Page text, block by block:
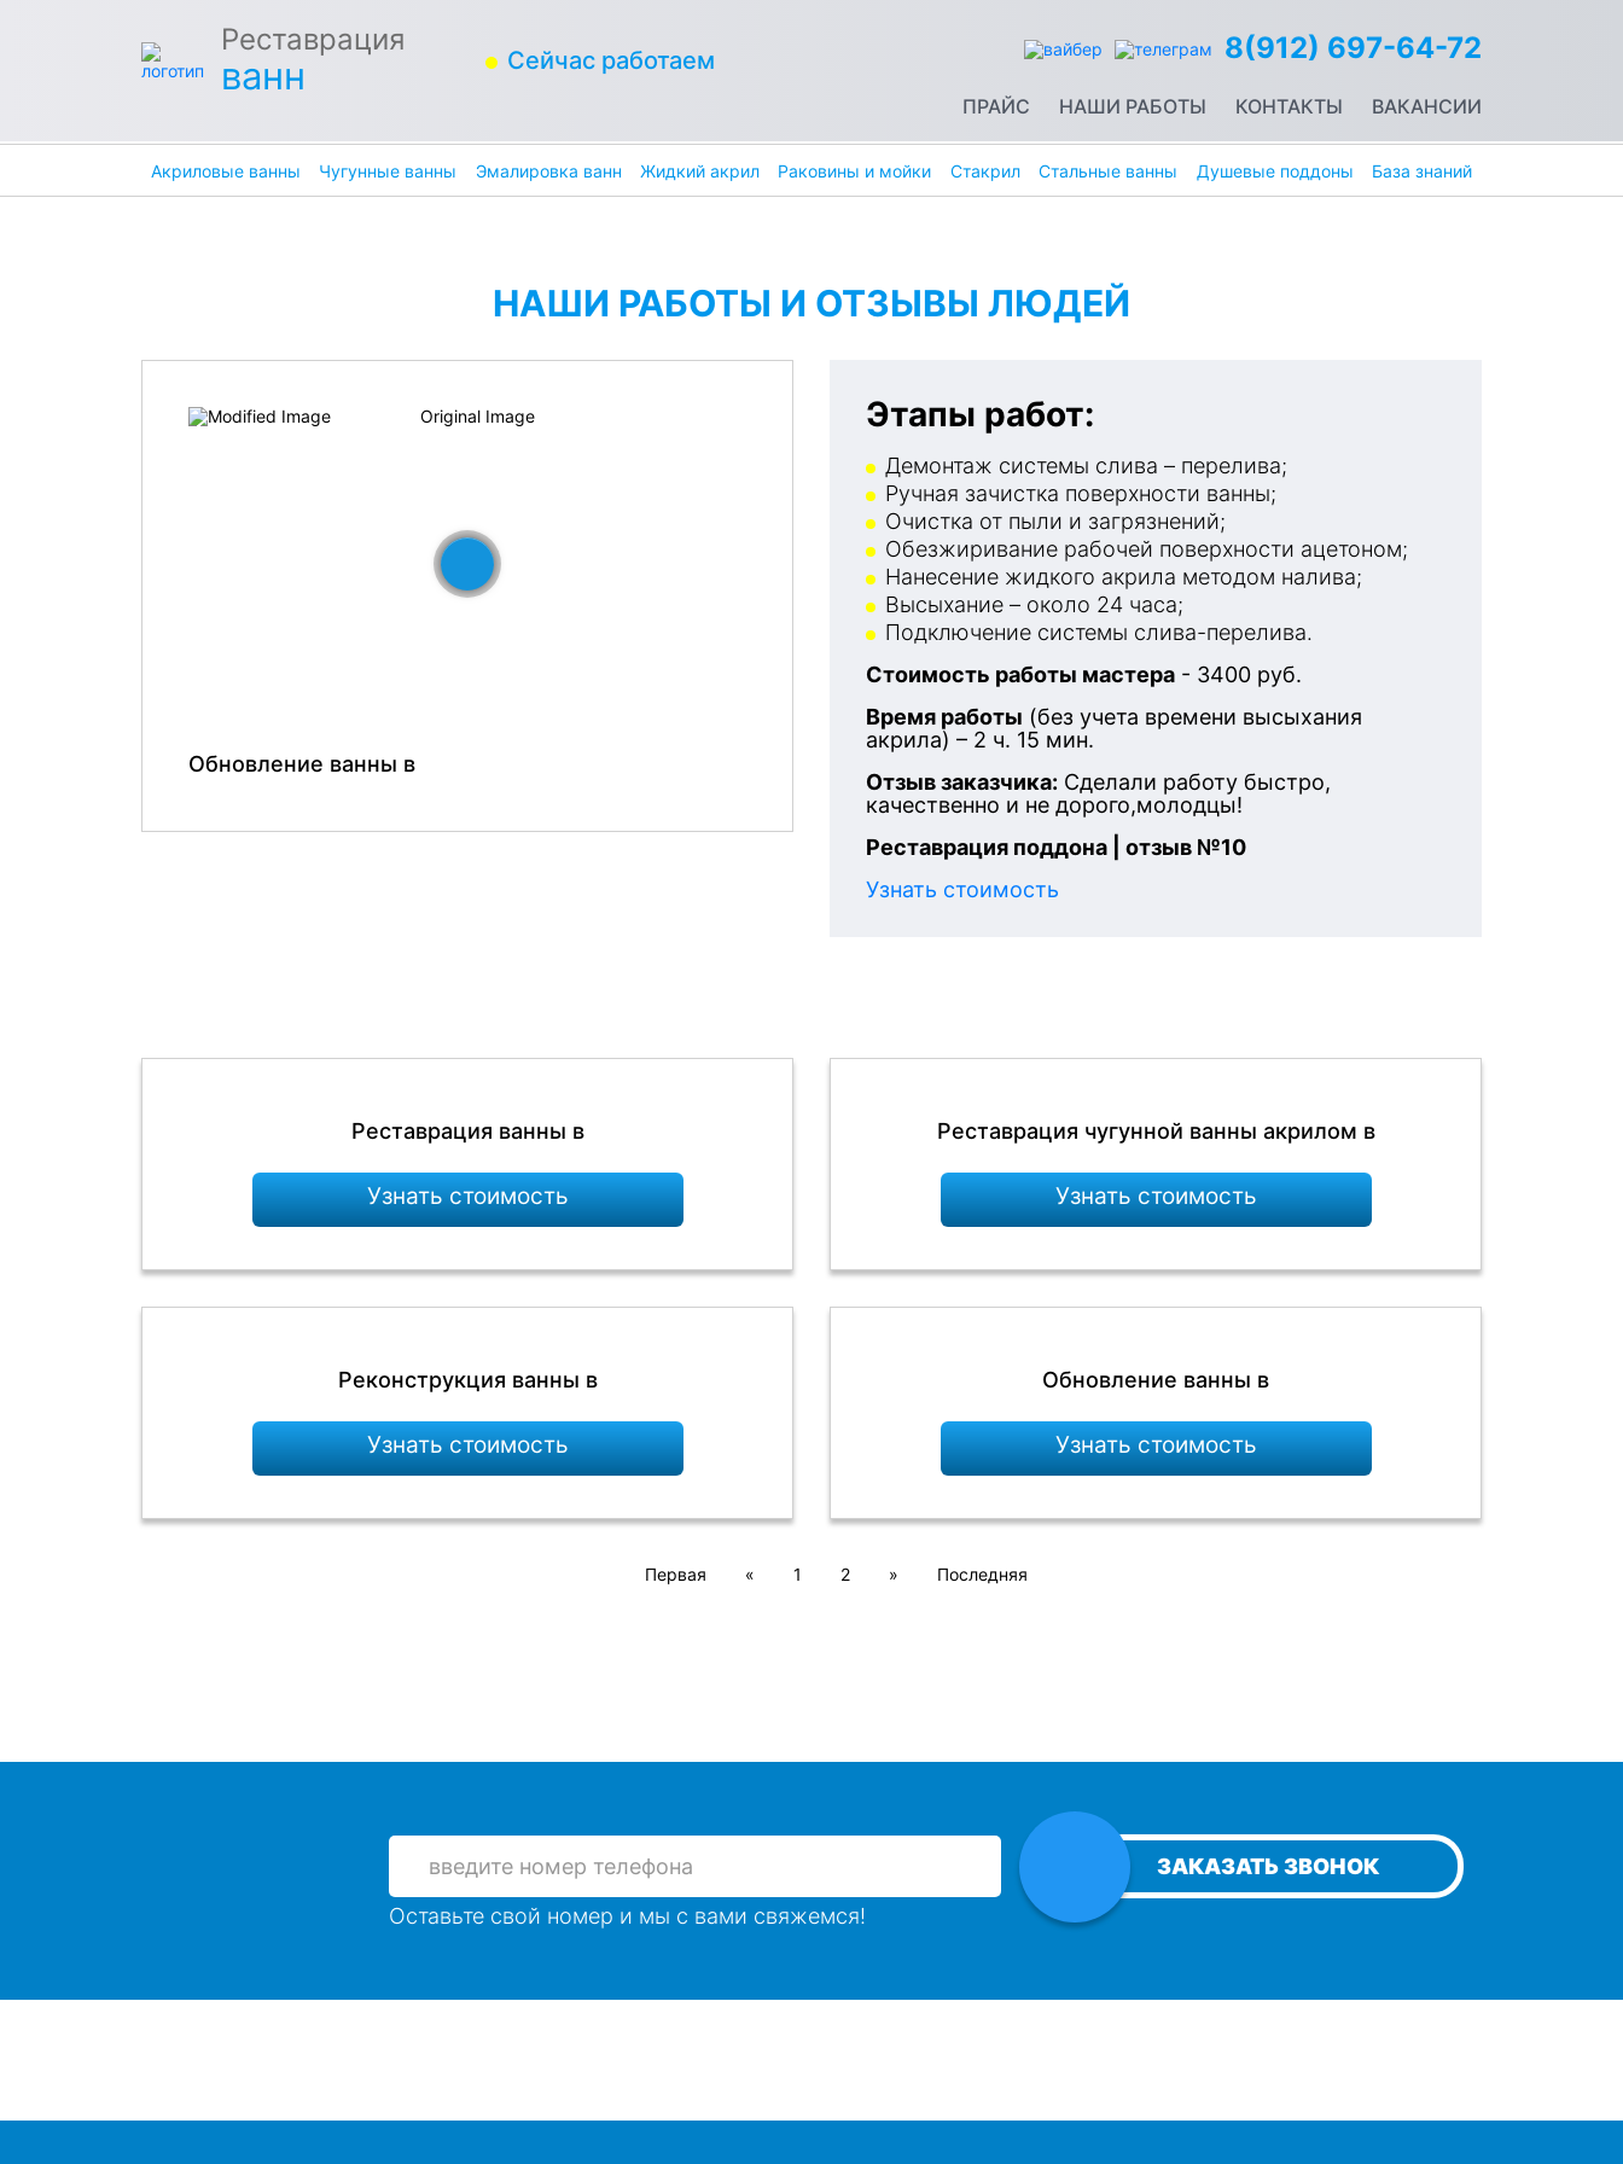
Реставрация
ванн Сейчас работаем 8(912) 697-64-72
ПРАЙС НАШИ РАБОТЫ КОНТАКТЫ ВАКАНСИИ
Акриловые ванны Чугунные ванны Эмалировка ванн Жидкий акрил Раковины и мойки Стакрил Стальные ванны Душевые поддоны База знаний
НАШИ РАБОТЫ И ОТЗЫВЫ ЛЮДЕЙ
Обновление ванны в
Этапы работ:
Демонтаж системы слива – перелива;
Ручная зачистка поверхности ванны;
Очистка от пыли и загрязнений;
Обезжиривание рабочей поверхности ацетоном;
Нанесение жидкого акрила методом налива;
Высыхание – около 24 часа;
Подключение системы слива-перелива.
Стоимость работы мастера - 3400 руб.
Время работы (без учета времени высыхания
акрила) – 2 ч. 15 мин.
Отзыв заказчика: Сделали работу быстро,
качественно и не дорого,молодцы!
Реставрация поддона | отзыв №10
Узнать стоимость
Реставрация ванны в
Узнать стоимость
Реставрация чугунной ванны акрилом в
Узнать стоимость
Реконструкция ванны в
Узнать стоимость
Обновление ванны в
Узнать стоимость
Первая « 1 2 » Последняя
ЗАКАЗАТЬ ЗВОНОК
Оставьте свой номер и мы с вами свяжемся!